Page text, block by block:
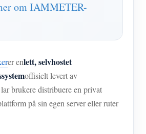
kontrollsystem
for produktet
med
om IAMMETER-
er enlett, selvhostet
offisielt levert av
brukere distribuere en privat
på sin egen server eller ruter